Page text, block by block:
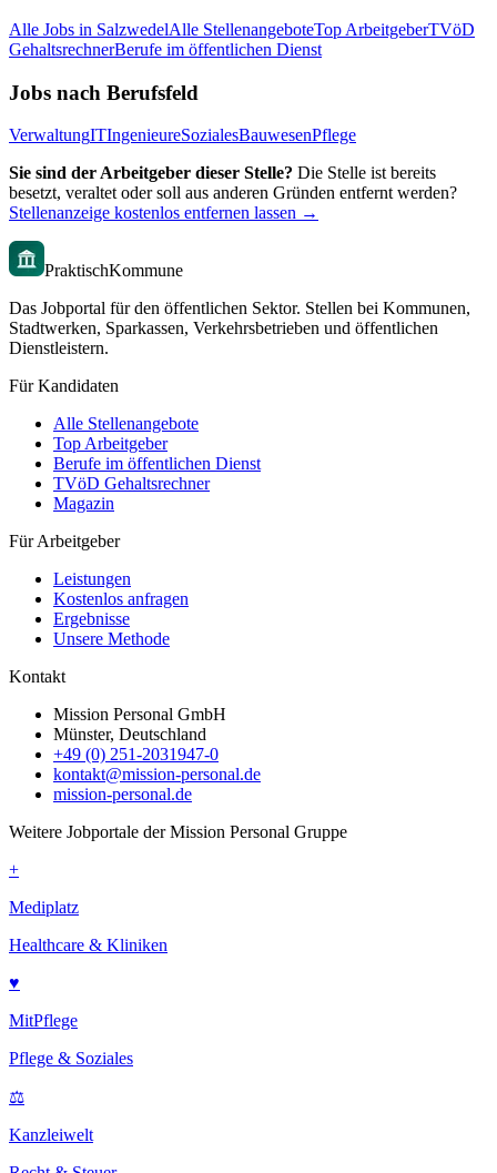
Alle Jobs in SalzwedelAlle StellenangeboteTop ArbeitgeberTVöD
GehaltsrechnerBerufe im öffentlichen Dienst
Jobs nach Berufsfeld
VerwaltungITIngenieureSozialesBauwesenPflege
Sie sind der Arbeitgeber dieser Stelle? Die Stelle ist bereits
besetzt, veraltet oder soll aus anderen Gründen entfernt werden?
Stellenanzeige kostenlos entfernen lassen →
PraktischKommune
Das Jobportal für den öffentlichen Sektor. Stellen bei Kommunen,
Stadtwerken, Sparkassen, Verkehrsbetrieben und öffentlichen
Dienstleistern.
Für Kandidaten
Alle Stellenangebote
Top Arbeitgeber
Berufe im öffentlichen Dienst
TVöD Gehaltsrechner
Magazin
Für Arbeitgeber
Leistungen
Kostenlos anfragen
Ergebnisse
Unsere Methode
Kontakt
Mission Personal GmbH
Münster, Deutschland
+49 (0) 251-2031947-0
kontakt@mission-personal.de
mission-personal.de
Weitere Jobportale der Mission Personal Gruppe
+
Mediplatz
Healthcare & Kliniken
♥
MitPflege
Pflege & Soziales
⚖
Kanzleiwelt